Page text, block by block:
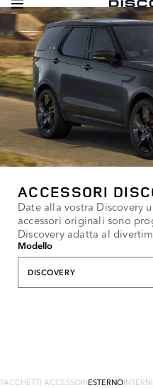
ACCESSORI
Date alla vostra Discovery
accessori originali sono
Discovery adatta al
Modello
DISCOVERY
PACCHETTI ACCESSORIESTERNOINTERNI